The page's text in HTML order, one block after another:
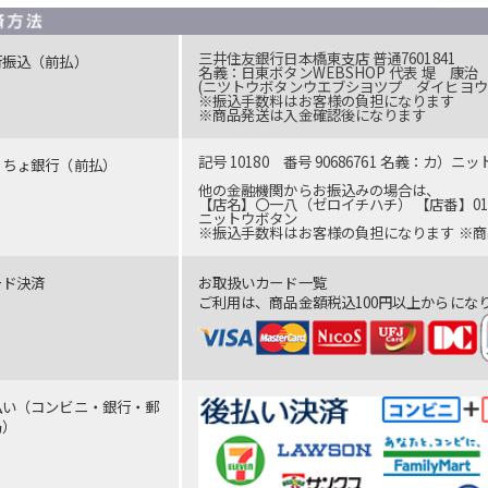
込（前払） 三井住友銀行日本橋東支店 普通7601841
名義：日東ボタンWEBSHOP 代表 堤 康治
(ニツトウボタンウエブシヨツプ ダイヒ
※振込手数料はお客様の負担になります
※商品発送は入金確認後になります
ょ銀行（前払）
記号 10180 番号 90686761 名義：カ）ニッ
他の金融機関からお振込みの場合は、
【店名】〇一八（ゼロイチハチ） 【店番】
ニットウボタン
※振込手数料はお客様の負担になります ※
決済
お取扱いカード一覧
ご利用は、商品金額税込100円以上からにな
（コンビニ・銀行・郵